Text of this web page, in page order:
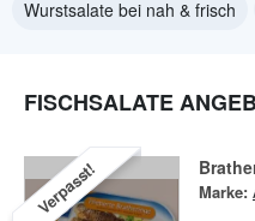
Wurstsalate bei nah & frisch
FISCHSALATE
Verpasst! Marke: